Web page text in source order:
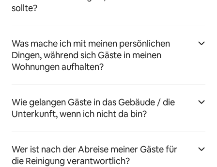
sollte?
Was mache ich mit meinen persönlichen
Dingen, während sich Gäste in meinen
Wohnungen aufhalten?
Wie gelangen Gäste in das Gebäude / die
Unterkunft, wenn ich nicht da bin?
Wer ist nach der Abreise meiner Gäste für
die Reinigung verantwortlich?